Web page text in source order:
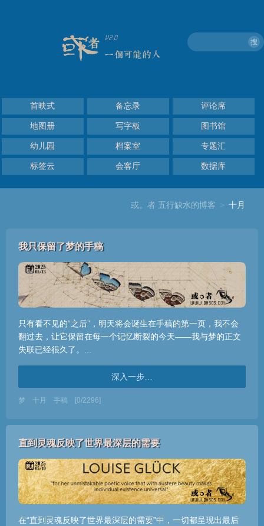
搜
首映式 备忘录 评论席
地图册 写字板 图书馆
幼儿园 档案室 专题汇
标签云 会客厅 数据库
或。者 五行缺水的博客 > 十月
我只保留了梦的手稿
只有看不见的“之后”，明天将会诞生在手稿的第一页，我不会
翻过去，让它保留在每一个记忆断裂的今天——我与梦的正文
失联已经很久了。...
深入一步…
梦 十月 手稿 [0/2296]
直到灵魂反映了世界最深层的需要
在“直到灵魂反映了世界最深层的需要”中，一切都呈现出最后